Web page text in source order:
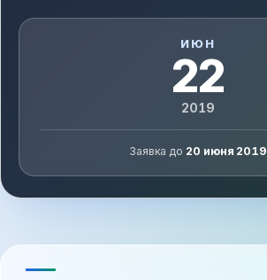
ИЮН
22
2019
Заявка до 20 июня 2019